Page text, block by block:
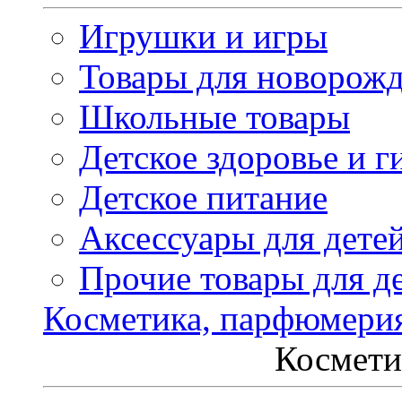
Игрушки и игры
Товары для
Школьные товары
Детское здоровье и
Детское питание
Аксессуары для
Прочие товары для
Косметика,